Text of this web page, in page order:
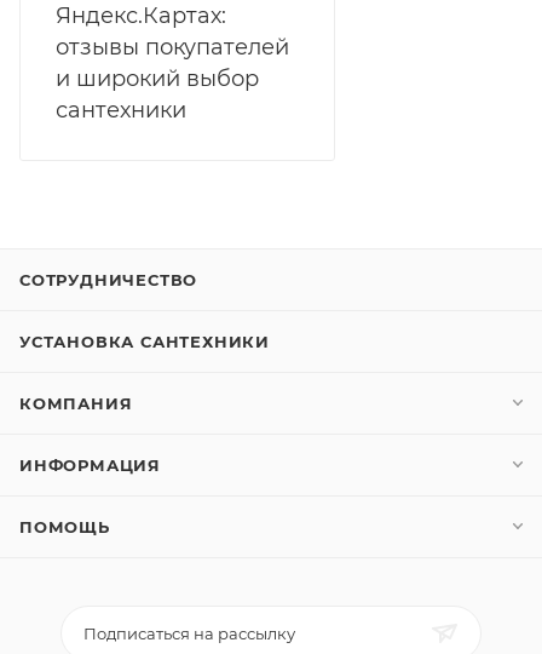
Яндекс.Картах:
отзывы покупателей
и широкий выбор
сантехники
СОТРУДНИЧЕСТВО
УСТАНОВКА САНТЕХНИКИ
КОМПАНИЯ
ИНФОРМАЦИЯ
ПОМОЩЬ
Подписаться на рассылку